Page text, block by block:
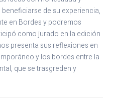
de su experiencia,
en Bordes y podremos
como jurado en la edición
presenta sus reflexiones en
y los bordes entre la
que se trasgreden y